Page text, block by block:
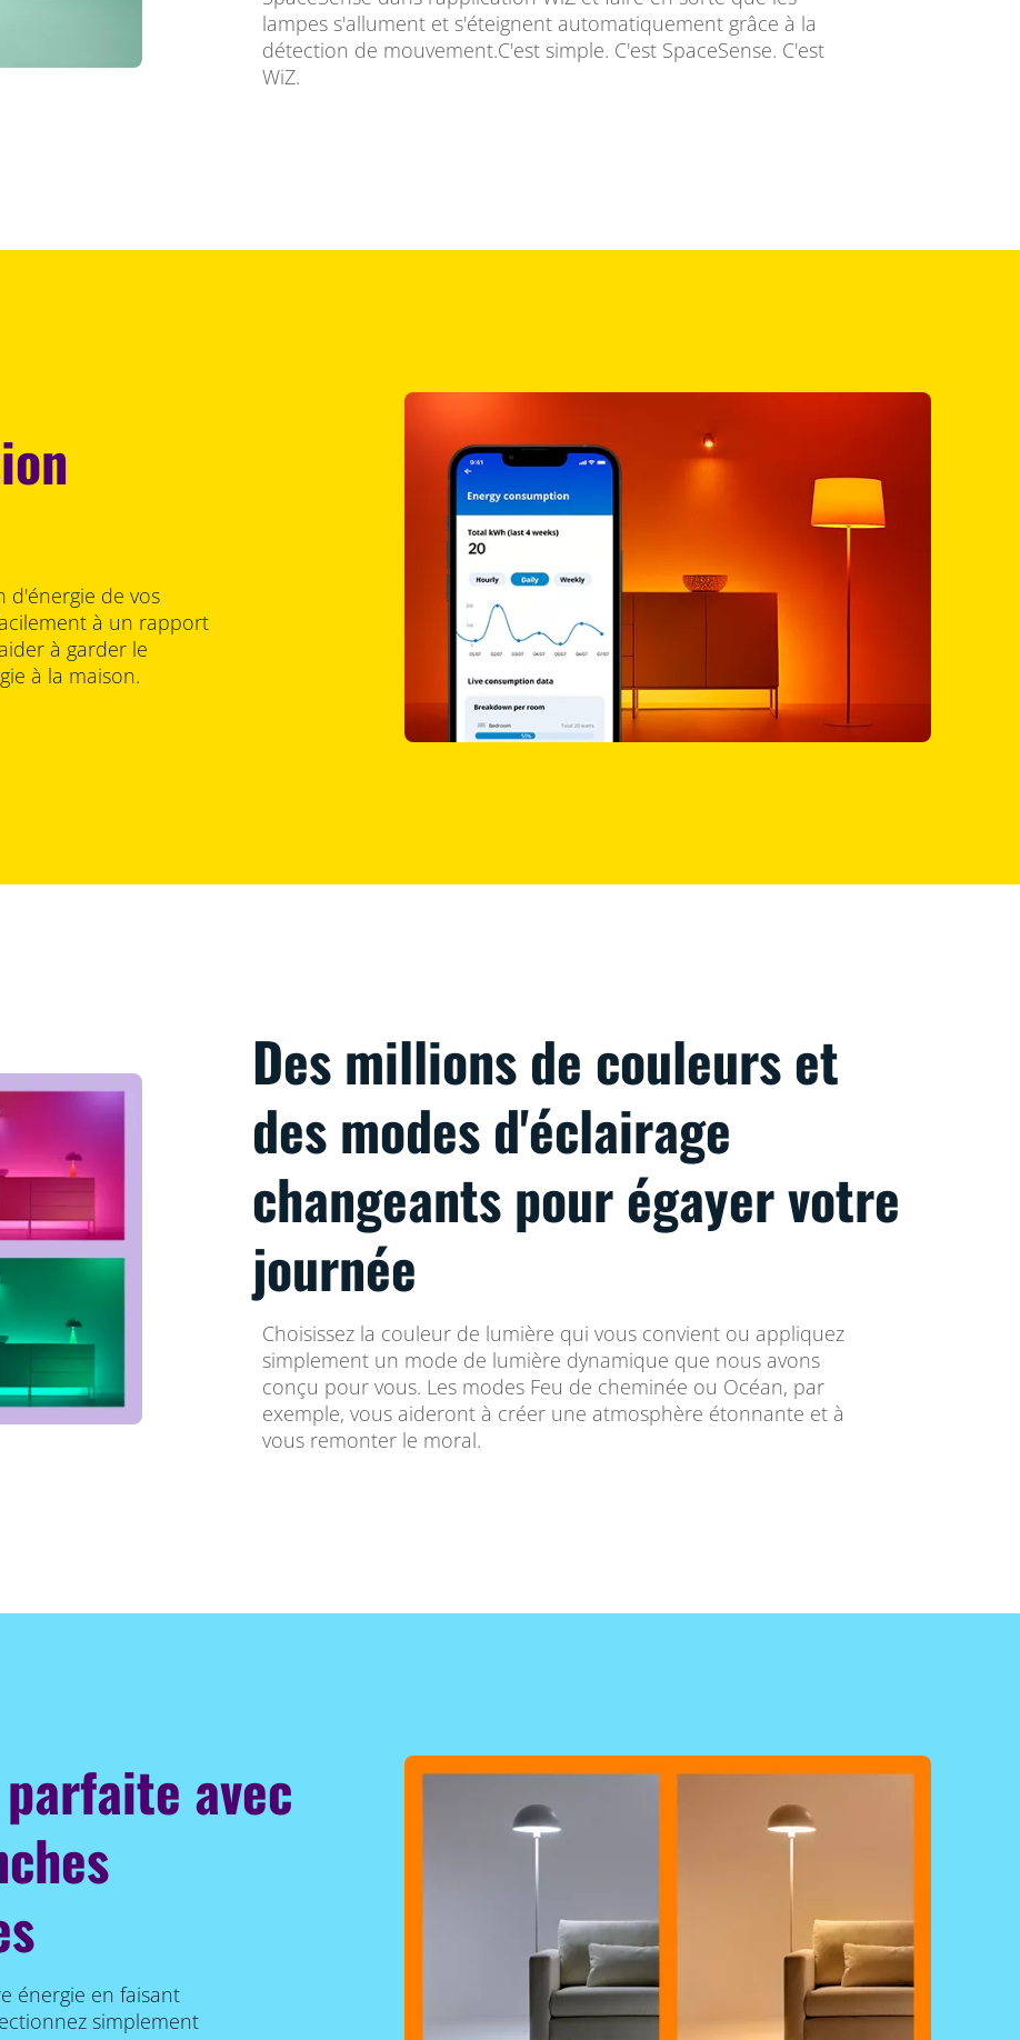
lampes s'allument et s'éteignent automatiquement grâce à la
détection de mouvement.C'est simple. C'est SpaceSense. C'est
WiZ.
d'énergie de vos
à un rapport
à garder le
à la maison.
Des millions de couleurs et
des modes d'éclairage
changeants pour égayer votre
journée
Choisissez la couleur de lumière qui vous convient ou appliquez
simplement un mode de lumière dynamique que nous avons
conçu pour vous. Les modes Feu de cheminée ou Océan, par
exemple, vous aideront à créer une atmosphère étonnante et à
vous remonter le moral.
avec
énergie en faisant
simplement